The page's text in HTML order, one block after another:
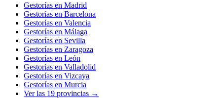
Gestorías en Madrid
Gestorías en Barcelona
Gestorías en Valencia
Gestorías en Málaga
Gestorías en Sevilla
Gestorías en Zaragoza
Gestorías en León
Gestorías en Valladolid
Gestorías en Vizcaya
Gestorías en Murcia
Ver las 19 provincias →